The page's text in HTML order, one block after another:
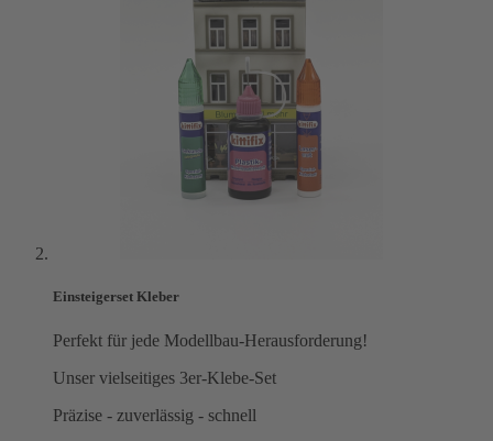
Einsteigerset Kleber
Perfekt für jede Modellbau-Herausforderung!
Unser vielseitiges 3er-Klebe-Set
Präzise - zuverlässig - schnell